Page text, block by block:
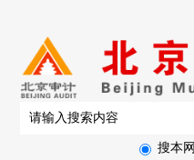
搜本网